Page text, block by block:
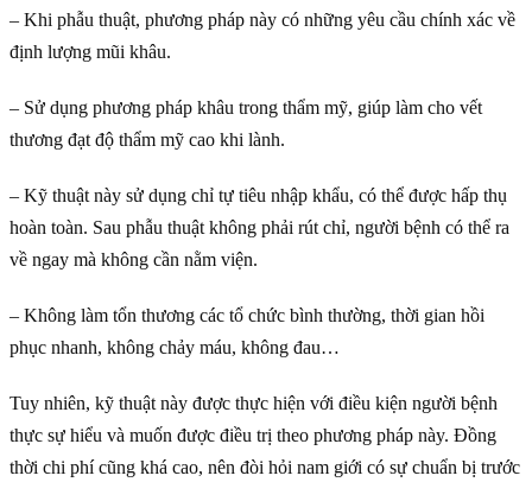
– Khi phẫu thuật, phương pháp này có những yêu cầu chính xác về
định lượng mũi khâu.
– Sử dụng phương pháp khâu trong thẩm mỹ, giúp làm cho vết
thương đạt độ thẩm mỹ cao khi lành.
– Kỹ thuật này sử dụng chỉ tự tiêu nhập khẩu, có thể được hấp thụ
hoàn toàn. Sau phẫu thuật không phải rút chỉ, người bệnh có thể ra
về ngay mà không cần nằm viện.
– Không làm tổn thương các tổ chức bình thường, thời gian hồi
phục nhanh, không chảy máu, không đau…
Tuy nhiên, kỹ thuật này được thực hiện với điều kiện người bệnh
thực sự hiểu và muốn được điều trị theo phương pháp này. Đồng
thời chi phí cũng khá cao, nên đòi hỏi nam giới có sự chuẩn bị trước